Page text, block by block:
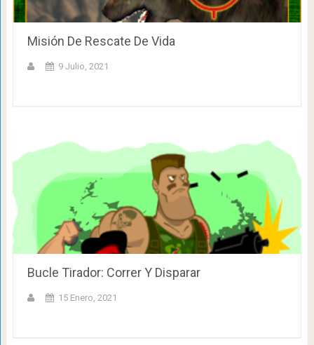
Misión De Rescate De Vida
9 Julio, 2021
Bucle Tirador: Correr Y Disparar
15 Enero, 2021